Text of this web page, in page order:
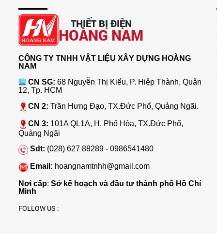
THIẾT BỊ ĐIỆN
HOÀNG NAM
CÔNG TY TNHH VẬT LIỆU XÂY DỰNG HOÀNG
NAM
CN SG: 68 Nguyễn Thị Kiểu, P. Hiệp Thành, Quận
12, Tp. HCM
CN 2: Trần Hưng Đạo, TX.Đức Phổ, Quảng Ngãi.
CN 3: 101A QL1A, H. Phổ Hòa, TX.Đức Phổ,
Quảng Ngãi
Sdt: (028) 627 88289 - 0986541480
Email: hoangnamtnhh@gmail.com
Nơi cấp: Sở kế hoạch và đầu tư thành phố Hồ Chí
Minh
FOLLOW US :